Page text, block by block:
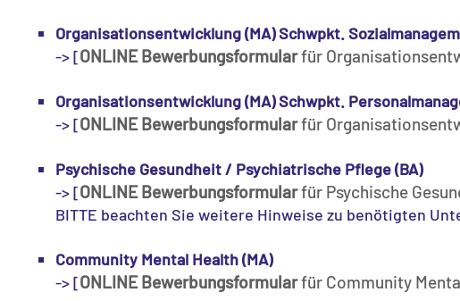
Organisationsentwicklung (MA) Schwpkt.
-> [ONLINE Bewerbungsformularfür
Organisationsentwicklung (MA) Schwpkt.
-> [ONLINE Bewerbungsformularfür
Psychische Gesundheit / Psychiatrische Pflege (BA)
-> [ONLINE Bewerbungsformularfür Psychische
BITTE beachten Sie weitere Hinweise zu benötigten
Community Mental Health (MA)
-> [ONLINE Bewerbungsformularfür Community